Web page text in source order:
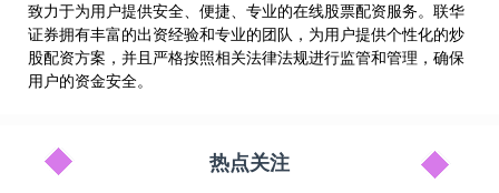
致力于为用户提供安全、便捷、专业的在线股票配资服务。联华
证券拥有丰富的出资经验和专业的团队，为用户提供个性化的炒
股配资方案，并且严格按照相关法律法规进行监管和管理，确保
用户的资金安全。
热点关注